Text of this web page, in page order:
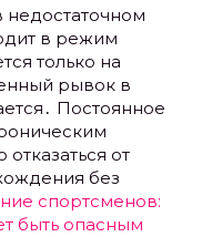
недостаточном
в режим
только на
рывок в
Постоянное
от
без
спортсменов:
быть опасным